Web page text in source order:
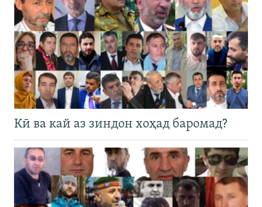
Кӣ ва кай аз зиндон хоҳад баромад?